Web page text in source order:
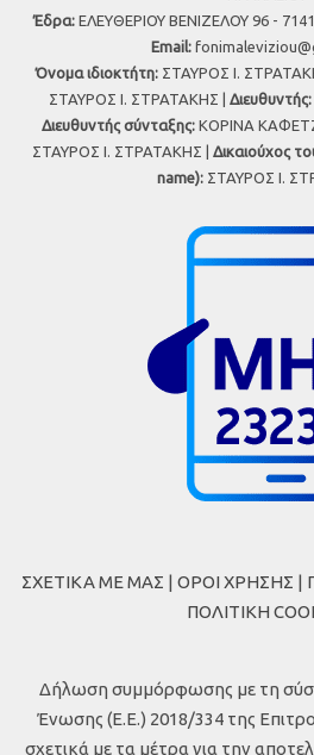
Έδρα: ΕΛΕΥΘΕΡΙΟΥ ΒΕΝΙΖΕΛΟΥ 96 -
Εmail:
Όνομα ιδιοκτήτη: ΣΤΑΥΡΟΣ Ι.
ΣΤΑΥΡΟΣ Ι. ΣΤΡΑΤΑΚΗΣ | Διευθυντής:
Διευθυντής σύνταξης:ΚΟΡΙΝΑ
ΣΤΑΥΡΟΣ Ι. ΣΤΡΑΤΑΚΗΣ | Δικαιούχος
name):ΣΤΑΥΡΟΣ Ι.
ΣΧΕΤΙΚΑ ΜΕ ΜΑΣ | ΟΡΟΙ ΧΡΗΣΗΣ |
ΠΟΛΙΤΙΚΗ
Δήλωση συμμόρφωσης με τη
Ένωσης (Ε.Ε.) 2018/334 της
σχετικά με τα μέτρα για την